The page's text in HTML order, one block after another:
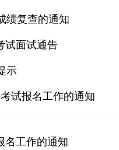
绩复查的通知
试面试通告
示
试报名工作的通知
名工作的通知